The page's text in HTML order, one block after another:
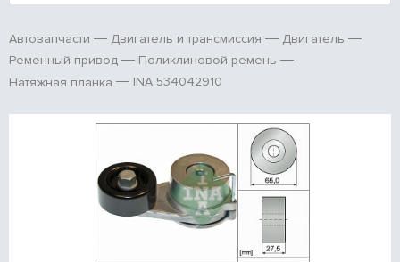
Автозапчасти Двигатель и трансмиссия
Двигатель
Ременный привод
Поликлиновой ремень
Натяжная планка
INA 534042910